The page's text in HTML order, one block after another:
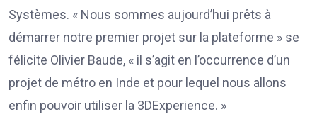
Systèmes. « Nous sommes aujourd’hui prêts à
démarrer notre premier projet sur la plateforme » se
félicite Olivier Baude, « il s’agit en l’occurrence d’un
projet de métro en Inde et pour lequel nous allons
enfin pouvoir utiliser la 3DExperience. »